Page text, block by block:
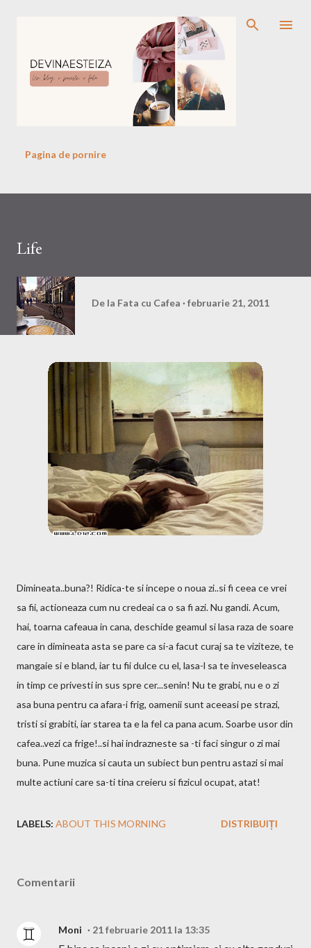
Treceți la conținutul principal
Pagina de pornire
Life
De la Fata cu Cafea februarie 21, 2011
Dimineata..buna?! Ridica-te si incepe o noua zi..si fi ceea ce vrei
sa fii, actioneaza cum nu credeai ca o sa fi azi. Nu gandi. Acum,
hai, toarna cafeaua in cana, deschide geamul si lasa raza de soare
care in dimineata asta se pare ca si-a facut curaj sa te viziteze, te
mangaie si e bland, iar tu fii dulce cu el, lasa-l sa te inveseleasca
in timp ce privesti in sus spre cer...senin! Nu te grabi, nu e o zi
asa buna pentru ca afara-i frig, oamenii sunt aceeasi pe strazi,
tristi si grabiti, iar starea ta e la fel ca pana acum. Soarbe usor din
cafea..vezi ca frige!..si hai indrazneste sa -ti faci singur o zi mai
buna. Pune muzica si cauta un subiect bun pentru astazi si mai
multe actiuni care sa-ti tina creieru si fizicul ocupat, atat!
LABELS: ABOUT THIS MORNING DISTRIBUIȚI
Comentarii
Moni 21 februarie 2011 la 13:35